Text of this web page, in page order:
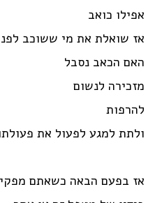
אפילו כואב
אז שואלת את מי ששוכב
האם הכאב נסבל
מזכירה לנשום
להרפות
ולתת למגע לפעול את
אז בפעם הבאה כשאתם